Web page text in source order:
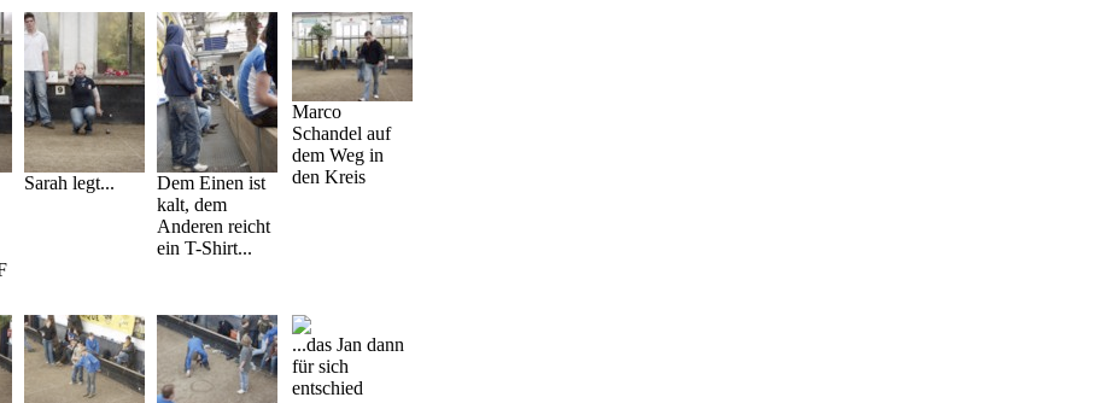
Sarah legt...
Dem Einen ist
kalt, dem
Anderen reicht
ein T-Shirt...
Marco
Schandel auf
dem Weg in
den Kreis
...das Jan dann
für sich
entschied